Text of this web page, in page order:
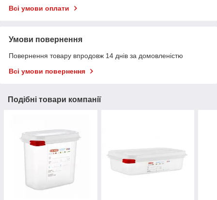
Всі умови оплати
Умови повернення
Повернення товару впродовж 14 днів за домовленістю
Всі умови повернення
Подібні товари компанії